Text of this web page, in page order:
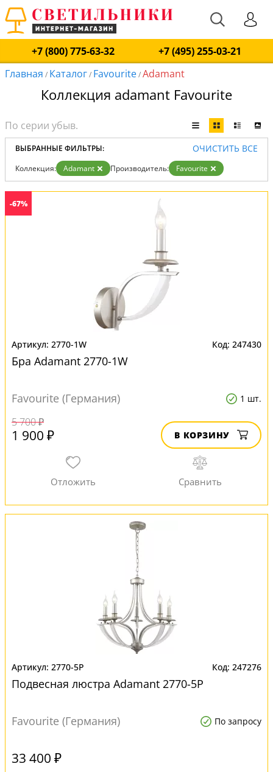
+7 (800) 775-63-32
+7 (495) 255-03-21
Главная / Каталог/ Favourite/Adamant
Коллекция adamant Favourite
ВЫБРАННЫЕ ФИЛЬТРЫ: ОЧИСТИТЬ ВСЕ
Коллекция: Adamant Производитель: Favourite
-67%
2770-1W 247430
Бра Adamant 2770-1W
Favourite (Германия) 1 шт.
5 700 ₽
1 900 ₽ В КОРЗИНУ
2770-5P 247276
Подвесная люстра Adamant 2770-5P
Favourite (Германия) По запросу
33 400 ₽